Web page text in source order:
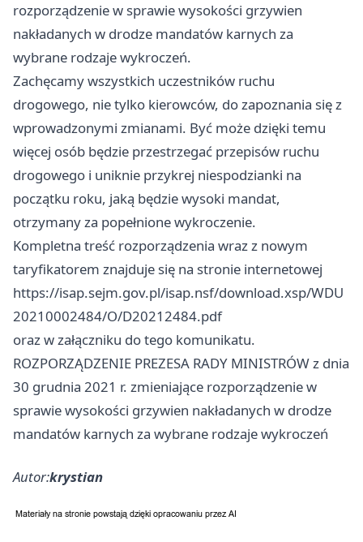
rozporządzenie w sprawie wysokości grzywien
nakładanych w drodze mandatów karnych za
wybrane rodzaje wykroczeń.
Zachęcamy wszystkich uczestników ruchu
drogowego, nie tylko kierowców, do zapoznania się z
wprowadzonymi zmianami. Być może dzięki temu
więcej osób będzie przestrzegać przepisów ruchu
drogowego i uniknie przykrej niespodzianki na
początku roku, jaką będzie wysoki mandat,
otrzymany za popełnione wykroczenie.
Kompletna treść rozporządzenia wraz z nowym
taryfikatorem znajduje się na stronie internetowej
https://isap.sejm.gov.pl/isap.nsf/download.xsp/WDU
20210002484/O/D20212484.pdf
oraz w załączniku do tego komunikatu.
ROZPORZĄDZENIE PREZESA RADY MINISTRÓW z dnia
30 grudnia 2021 r. zmieniające rozporządzenie w
sprawie wysokości grzywien nakładanych w drodze
mandatów karnych za wybrane rodzaje wykroczeń
Autor:krystian